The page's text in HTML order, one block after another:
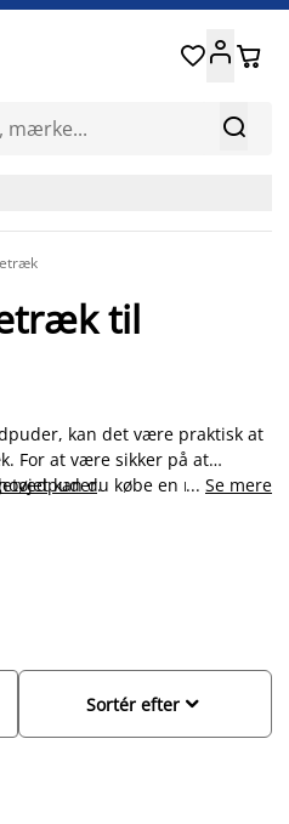

 
til
kan det være praktisk at
For at være sikker på at
kan du købe en neutral
mønstrede pudebetræk
Hos JYSK finder du
sengetøj. Vi har dog også et
og uden lynlås lukning.
. ... Se mere

Sortér efter